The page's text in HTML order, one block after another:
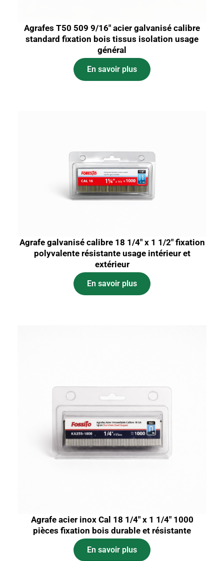
Agrafes T50 509 9/16″ acier galvanisé calibre
standard fixation bois tissus isolation usage
général
En savoir plus
Agrafe galvanisé calibre 18 1/4″ x 1 1/2″ fixation
polyvalente résistante usage intérieur et
extérieur
En savoir plus
Agrafe acier inox Cal 18 1/4″ x 1 1/4″ 1000
pièces fixation bois durable et résistante
En savoir plus